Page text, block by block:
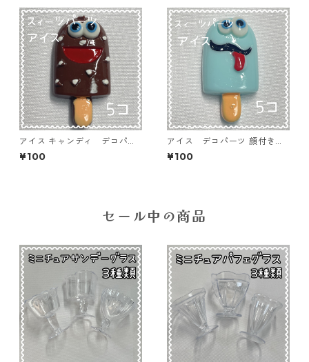
アイス キャンディ デコパー
ツ 顔付きブラウン 5個入り
貼り付けパーツ【DP-IC-011b
¥100
アイス デコパーツ 顔付きブ
ルー 5個入り 貼り付けパー
ツ【DP-IC-010ｂ】
¥100
セール中の商品